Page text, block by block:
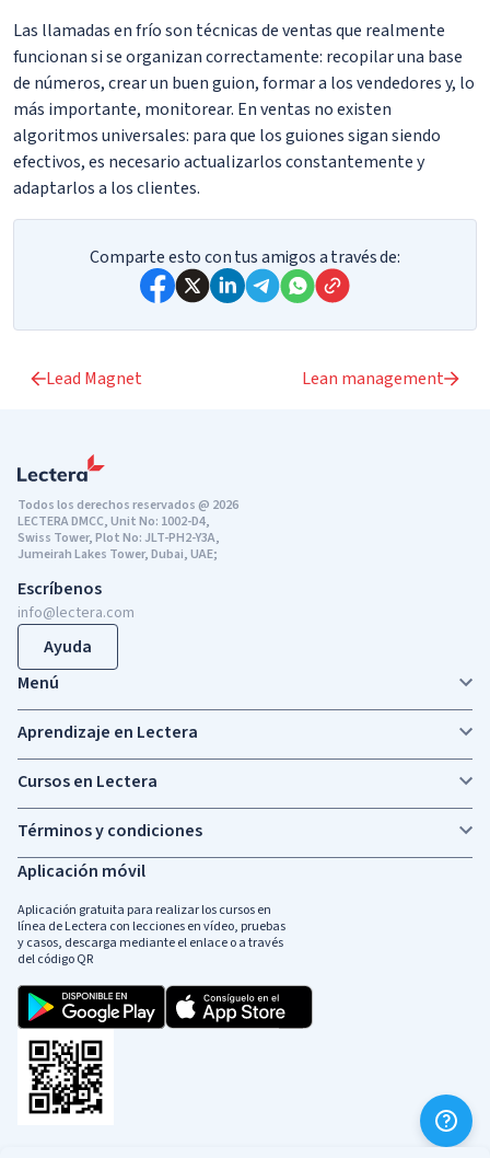
Las llamadas en frío son técnicas de ventas que realmente
funcionan si se organizan correctamente: recopilar una base
de números, crear un buen guion, formar a los vendedores y, lo
más importante, monitorear. En ventas no existen
algoritmos universales: para que los guiones sigan siendo
efectivos, es necesario actualizarlos constantemente y
adaptarlos a los clientes.
Comparte esto con tus amigos a través de:
Lead Magnet Lean management
Todos los derechos reservados @ 2026
LECTERA DMCC, Unit No: 1002-D4,
Swiss Tower, Plot No: JLT-PH2-Y3A,
Jumeirah Lakes Tower, Dubai, UAE;
Escríbenos
info@lectera.com
Ayuda
Menú
Aprendizaje en Lectera
Cursos en Lectera
Términos y condiciones
Aplicación móvil
Aplicación gratuita para realizar los cursos en
línea de Lectera con lecciones en vídeo, pruebas
y casos, descarga mediante el enlace o a través
del código QR